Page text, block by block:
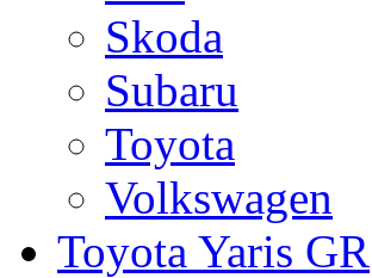
Skoda
Subaru
Toyota
Volkswagen
Toyota Yaris GR